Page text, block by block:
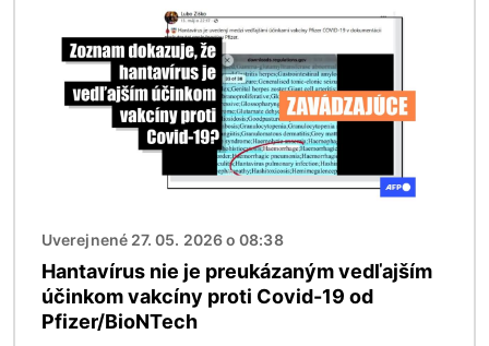
Uverejnené 27. 05. 2026 o 08:38
Hantavírus nie je preukázaným vedľajším
účinkom vakcíny proti Covid-19 od
Pfizer/BioNTech